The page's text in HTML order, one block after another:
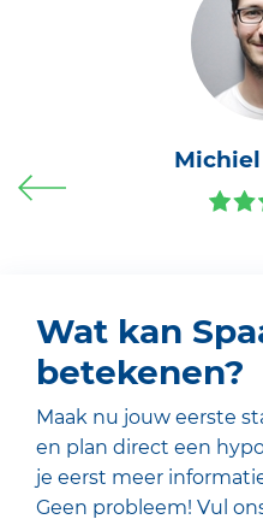
Wat kan
betekenen?
Maak nu jouw eerste
en plan direct een
je eerst meer
Geen probleem! Vul